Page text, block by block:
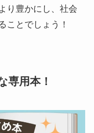
り豊かにし、社会
ことでしょう！
専用本！